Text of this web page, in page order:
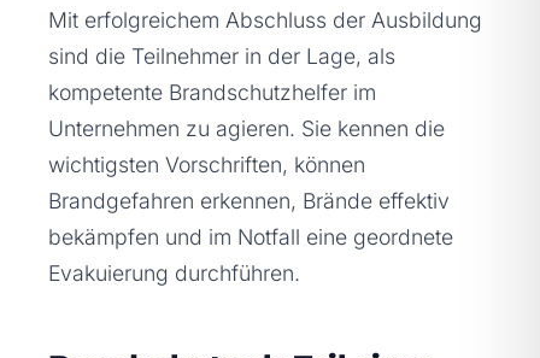
Mit erfolgreichem Abschluss der Ausbildung
sind die Teilnehmer in der Lage, als
kompetente Brandschutzhelfer im
Unternehmen zu agieren. Sie kennen die
wichtigsten Vorschriften, können
Brandgefahren erkennen, Brände effektiv
bekämpfen und im Notfall eine geordnete
Evakuierung durchführen.